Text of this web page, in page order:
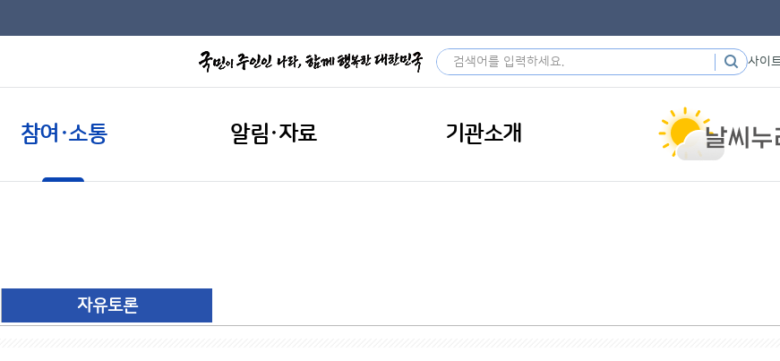
사이
참여·소통 알림·자료 기관소개
자유토론